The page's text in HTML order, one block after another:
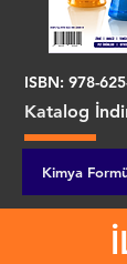
ISBN: 978-
Katalog
Kimya